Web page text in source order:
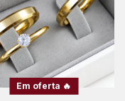
Em oferta 🔥